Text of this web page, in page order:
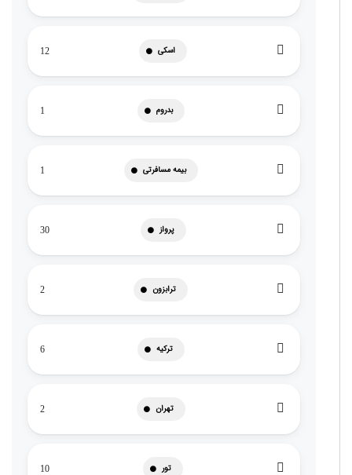
اسکی 12
بدروم 1
بیمه مسافرتی 1
پرواز 30
ترابزون 2
ترکیه 6
تهران 2
تور 10